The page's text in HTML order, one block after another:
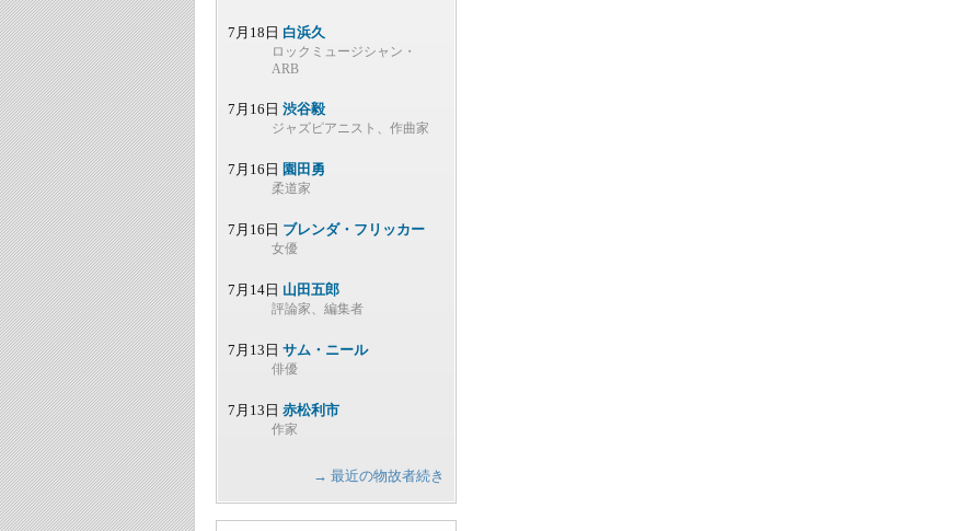
7月18日 白浜久
ロックミュージシャン・
ARB
7月16日 渋谷毅
ジャズピアニスト、作曲家
7月16日 園田勇
柔道家
7月16日 ブレンダ・フリッカー
女優
7月14日 山田五郎
評論家、編集者
7月13日 サム・ニール
俳優
7月13日 赤松利市
作家
→ 最近の物故者続き